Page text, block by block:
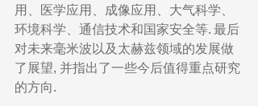
用、医学应用、成像应用、大气科学、
环境科学、通信技术和国家安全等. 最后
对未来毫米波以及太赫兹领域的发展做
了展望, 并指出了一些今后值得重点研究
的方向.